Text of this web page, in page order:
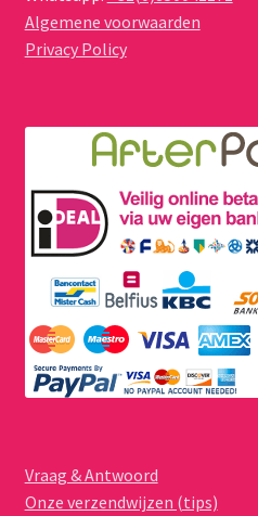
Algemene voorwaarden
Privacy Policy
Vraag & Antwoord
Onze verzendwijzen (tips)